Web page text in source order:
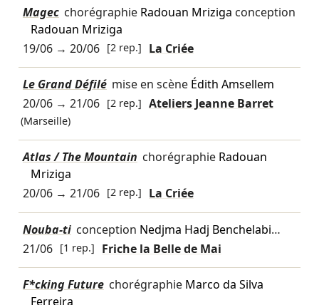
Magec chorégraphie Radouan Mriziga conception
Radouan Mriziga
19/06→ 20/06 [2 rep.] La Criée
Le Grand Défilé mise en scène Édith Amsellem
20/06→ 21/06 [2 rep.] Ateliers Jeanne Barret
(Marseille)
Atlas / The Mountain chorégraphie Radouan
Mriziga
20/06→ 21/06 [2 rep.] La Criée
Nouba-ti conception Nedjma Hadj Benchelabi…
21/06 [1 rep.] Friche la Belle de Mai
F*cking Future chorégraphie Marco da Silva
Ferreira